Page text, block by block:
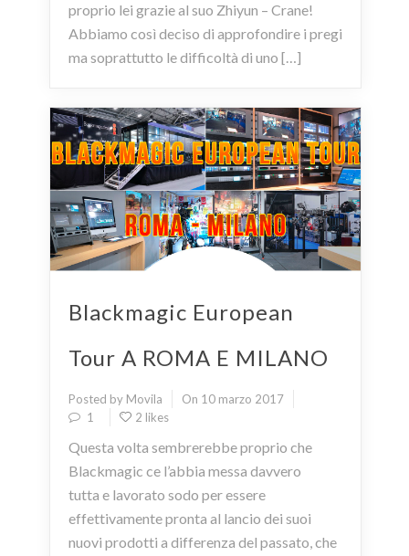
proprio lei grazie al suo Zhiyun – Crane!
Abbiamo così deciso di approfondire i pregi
ma soprattutto le difficoltà di uno […]
Blackmagic European
Tour A ROMA E MILANO
Posted by Movila
On 10 marzo 2017
1
2 likes
Questa volta sembrerebbe proprio che
Blackmagic ce l’abbia messa davvero
tutta e lavorato sodo per essere
effettivamente pronta al lancio dei suoi
nuovi prodotti a differenza del passato, che